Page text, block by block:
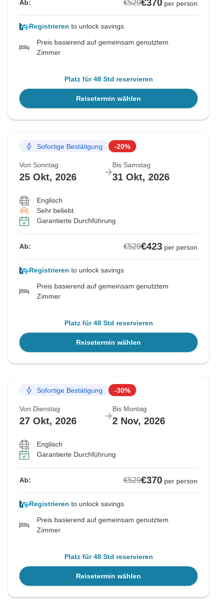
Ab: €529€370 per person
Registrieren to unlock savings
Preis basierend auf gemeinsam genutztem
Zimmer
Platz für 48 Std reservieren
Reisetermin wählen
Sofortige Bestätigung -20%
Von Sonntag
25 Okt, 2026
Bis Samstag
31 Okt, 2026
Englisch
Sehr beliebt
Garantierte Durchführung
Ab: €529€423 per person
Registrieren to unlock savings
Preis basierend auf gemeinsam genutztem
Zimmer
Platz für 48 Std reservieren
Reisetermin wählen
Sofortige Bestätigung -30%
Von Dienstag
27 Okt, 2026
Bis Montag
2 Nov, 2026
Englisch
Garantierte Durchführung
Ab: €529€370 per person
Registrieren to unlock savings
Preis basierend auf gemeinsam genutztem
Zimmer
Platz für 48 Std reservieren
Reisetermin wählen